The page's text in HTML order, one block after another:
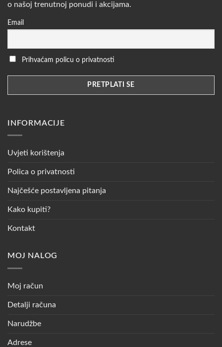
o našoj trenutnoj ponudi i akcijama.
Email
Prihvaćam policu o privatnosti
INFORMACIJE
Uvjeti korištenja
Polica o privatnosti
Najčešće postavljena pitanja
Kako kupiti?
Kontakt
MOJ NALOG
Moj račun
Detalji računa
Narudžbe
Adrese